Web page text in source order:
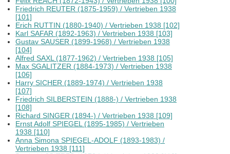
Friedrich REUTER (1875-1959) / Vertrieben 1938
[101]
Erich RUTTIN (1880-1940) / Vertrieben 1938 [102]
Karl SAFAR (1892-1963) / Vertrieben 1938 [103]
Gustav SAUSER (1899-1968) / Vertrieben 1938
[104]
Alfred SAXL (1877-1962) / Vertrieben 1938 [105]
Max SGALITZER (1884-1973) / Vertrieben 1938
[106]
Harry SICHER (1889-1974) / Vertrieben 1938
[107]
Friedrich SILBERSTEIN (1888-) / Vertrieben 1938
[108]
Richard SINGER (1894-) / Vertrieben 1938 [109]
Ernst Adolf SPIEGEL (1895-1985) / Vertrieben
1938 [110]
Anna Simona SPIEGEL-ADOLF (1893-1983) /
Vertrieben 1938 [111]